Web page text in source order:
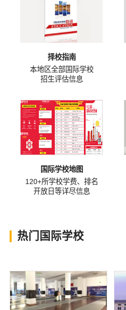
择校指南
本地区全部国际学校
招生评估信息
国际学校地图
120+所学校学费、排名
开放日等详尽信息
热门国际学校